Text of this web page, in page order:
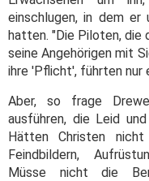
einschlugen, in dem er
hatten. "Die Piloten, die
seine Angehörigen mit
ihre 'Pflicht', führten nur
Aber, so frage
ausführen, die Leid
Hätten Christen
Feindbildern,
Müsse nicht die